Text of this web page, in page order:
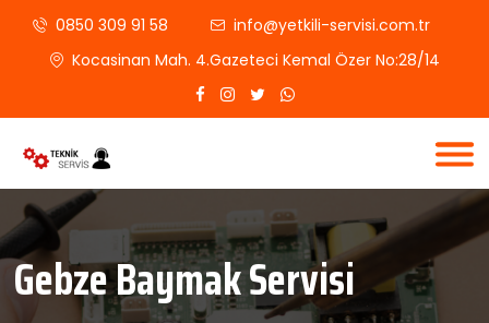
0850 309 91 58
info@yetkili-servisi.com.tr
Kocasinan Mah. 4.Gazeteci Kemal Özer No:28/14
Gebze Baymak Servisi